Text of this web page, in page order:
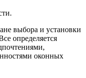
выбора и установки
определяется
оконных